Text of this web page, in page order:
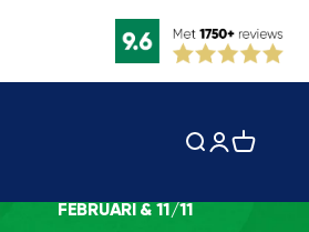
Zoeken openen
FEBRUARI & 11/11